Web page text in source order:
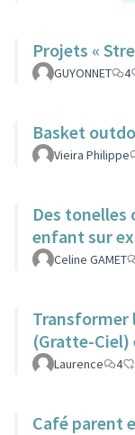
Projets «
GUYONNET 4
Basket
Vieira Philippe
Des tonelles
enfant sur
Celine GAMET
Transformer
(Gratte-
Laurence 4
Café parent